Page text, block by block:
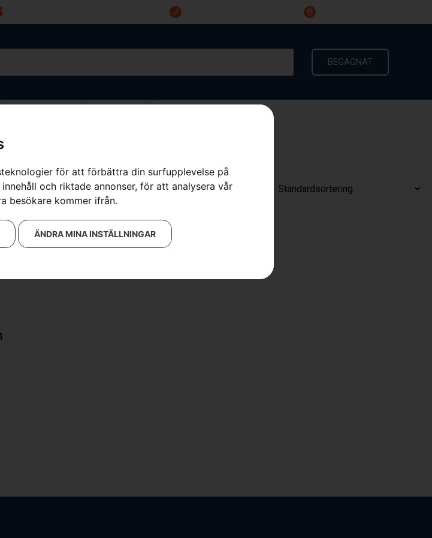
för att förbättra din surfupplevelse på
och riktade annonser, för att analysera vår
besökare kommer ifrån.
ÄNDRA MINA INSTÄLLNINGAR
BEGAGNAT